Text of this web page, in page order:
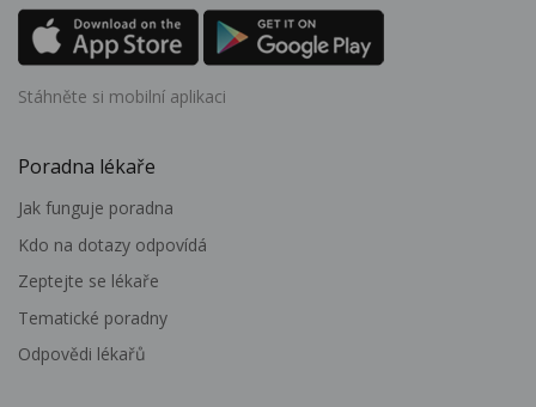
Stáhněte si mobilní aplikaci
Poradna lékaře
Jak funguje poradna
Kdo na dotazy odpovídá
Zeptejte se lékaře
Tematické poradny
Odpovědi lékařů